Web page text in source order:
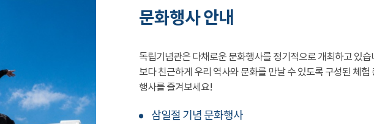
문화행사 안내
독립기념관은 다채로운 문화행사를 정기적으로 개최하고 있습
보다 친근하게 우리 역사와 문화를 만날 수 있도록 구성된 체험
행사를 즐겨보세요!
삼일절 기념 문화행사